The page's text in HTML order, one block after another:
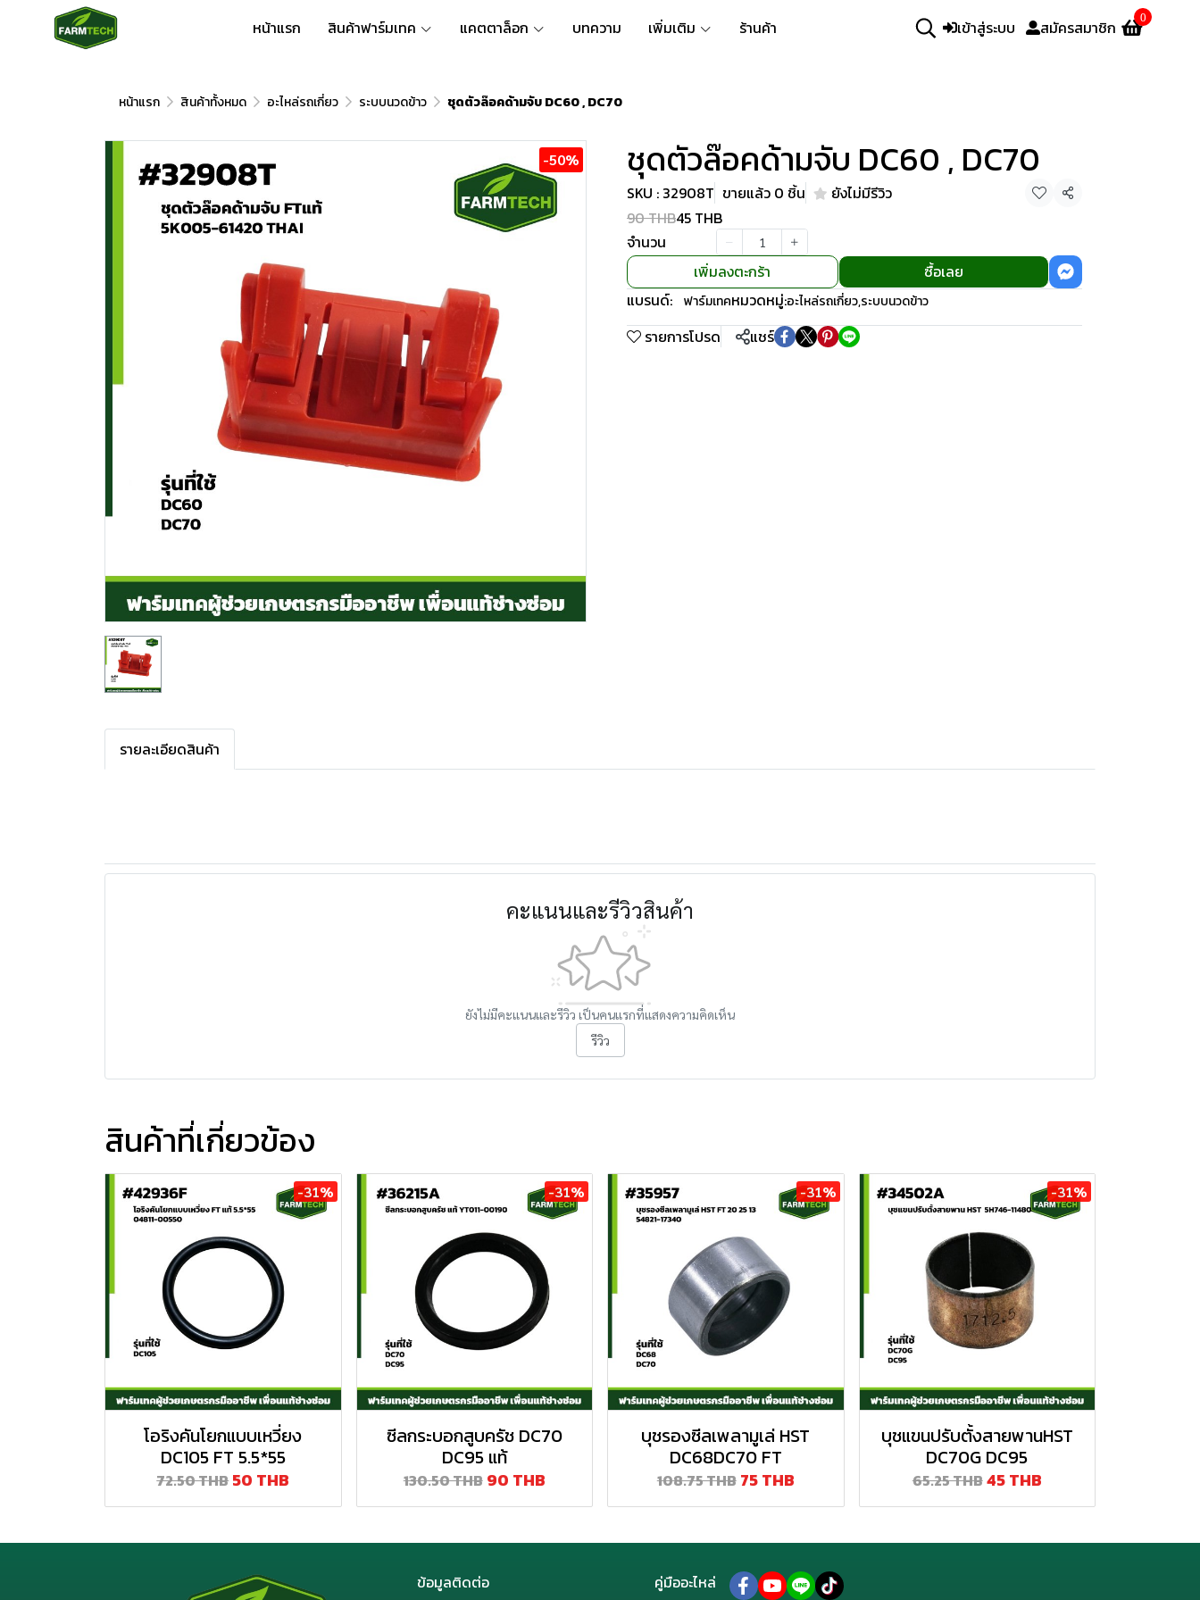
หน้าแรก สินค้าฟาร์มเทค แคตตาล็อก บทความ เพิ่มเติม ร้านค้า เข้าสู่ระบบ สมัครสมาชิก 0
หน้าแรก สินค้าทั้งหมด อะไหล่รถเกี่ยว ระบบนวดข้าว ชุดตัวล๊อคด้ามจับ DC60 , DC70
-50% ชุดตัวล๊อคด้ามจับ DC60 , DC70
SKU : 32908T ขายแล้ว 0 ชิ้น ยังไม่มีรีวิว
แชร์
90 THB45 THB
จำนวน
เพิ่มลงตะกร้า
ซื้อเลย
แบรนด์:
ฟาร์มเทคหมวดหมู่:อะไหล่รถเกี่ยว,ระบบนวดข้าว
รายการโปรด แชร์
รายละเอียดสินค้า
คะแนนและรีวิวสินค้า
ยังไม่มีคะแนนและรีวิว เป็นคนแรกที่แสดงความคิดเห็น
รีวิว
สินค้าที่เกี่ยวข้อง
-31%
โอริงคันโยกแบบเหวี่ยง
DC105 FT 5.5*55
72.50 THB50 THB
-31%
ซีลกระบอกสูบครัช DC70
DC95 แท้
130.50 THB 90 THB
-31%
บุชรองซีลเพลามูเล่ HST
DC68DC70 FT
108.75 THB 75 THB
-31%
บุชแขนปรับตั้งสายพานHST
DC70G DC95
65.25 THB45 THB
ข้อมูลติดต่อ คู่มืออะไหล่